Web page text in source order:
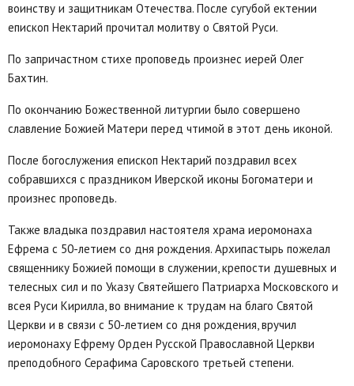
воинству и защитникам Отечества. После сугубой ектении
епископ Нектарий прочитал молитву о Святой Руси.
По запричастном стихе проповедь произнес иерей Олег
Бахтин.
По окончанию Божественной литургии было совершено
славление Божией Матери перед чтимой в этот день иконой.
После богослужения епископ Нектарий поздравил всех
собравшихся с праздником Иверской иконы Богоматери и
произнес проповедь.
Также владыка поздравил настоятеля храма иеромонаха
Ефрема с 50-летием со дня рождения. Архипастырь пожелал
священнику Божией помощи в служении, крепости душевных и
телесных сил и по Указу Святейшего Патриарха Московского и
всея Руси Кирилла, во внимание к трудам на благо Святой
Церкви и в связи с 50-летием со дня рождения, вручил
иеромонаху Ефрему Орден Русской Православной Церкви
преподобного Серафима Саровского третьей степени.